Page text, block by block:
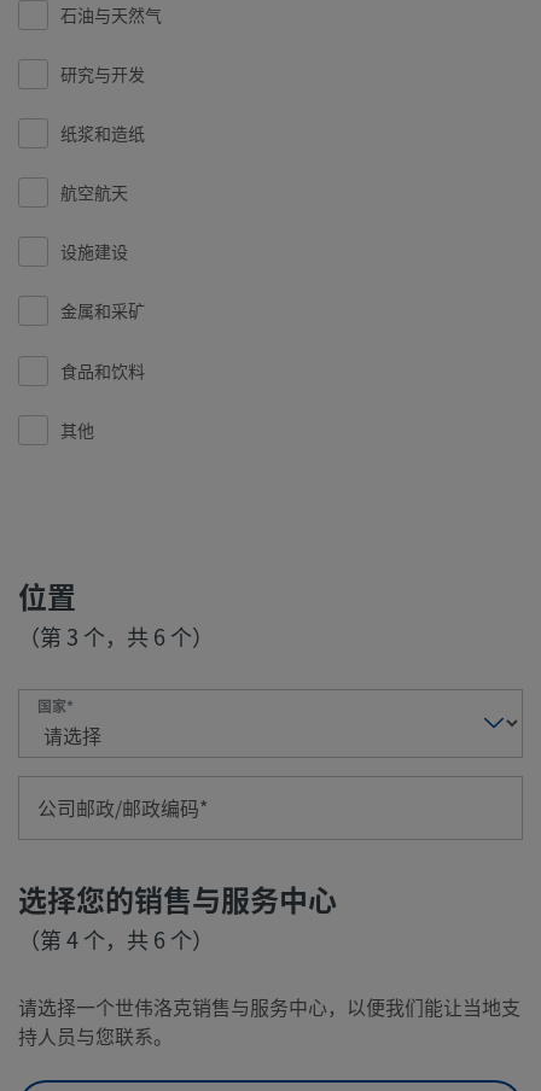
石油与天然气
研究与开发
纸浆和造纸
航空航天
设施建设
金属和采矿
食品和饮料
其他
位置
（第 3 个，共 6 个）
国家
公司邮政/邮政编码
选择您的销售与服务中心
（第 4 个，共 6 个）
请选择一个世伟洛克销售与服务中心，以便我们能让当地支
持人员与您联系。